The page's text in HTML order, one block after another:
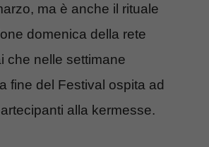
ma è anche il rituale
domenica della rete
che nelle settimane
fine del Festival ospita ad
alla kermesse.